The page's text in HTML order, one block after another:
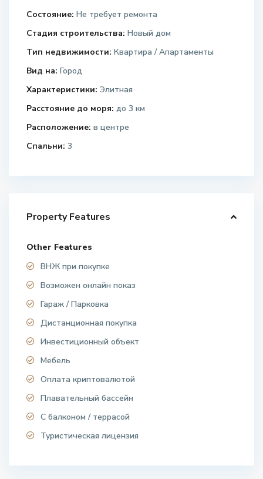
Состояние: Не требует ремонта
Стадия строительства: Новый дом
Тип недвижимости: Квартира / Апартаменты
Вид на: Город
Характеристики: Элитная
Расстояние до моря: до 3 км
Расположение: в центре
Спальни: 3
Property Features
Other Features
ВНЖ при покупке
Возможен онлайн показ
Гараж / Парковка
Дистанционная покупка
Инвестиционный объект
Мебель
Оплата криптовалютой
Плавательный бассейн
С балконом / террасой
Туристическая лицензия